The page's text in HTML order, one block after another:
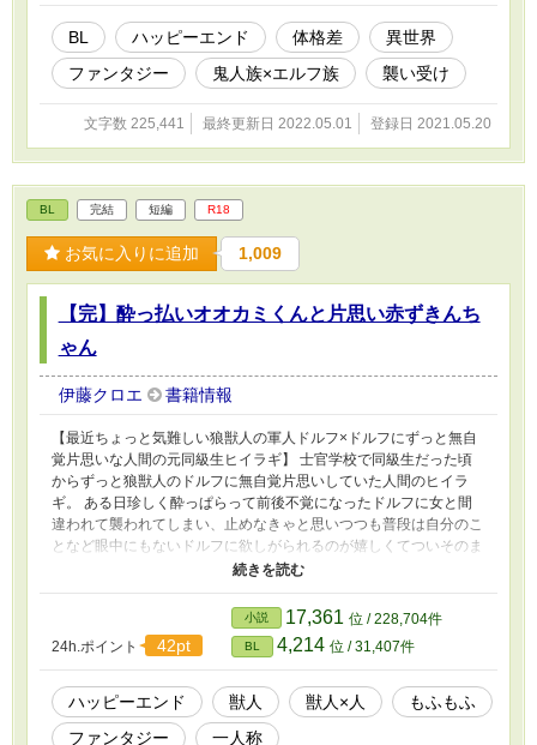
さま https://www.pixiv.net/artworks/88969075
BL ハッピーエンド 体格差
異世界
ファンタジー
鬼人族×エルフ族 襲い受け
文字数 225,441 最終更新日 2022.05.01 登録日 2021.05.20
BL 完結 短編 R18
お気に入りに追加 1,009
【完】酔っ払いオオカミくんと片思い赤ずきんち
ゃん
伊藤クロエ 書籍情報
【最近ちょっと気難しい狼獣人の軍人ドルフ×ドルフにずっと無自
覚片思いな人間の元同級生ヒイラギ】 士官学校で同級生だった頃
からずっと狼獣人のドルフに無自覚片思いしていた人間のヒイラ
ギ。 ある日珍しく酔っぱらって前後不覚になったドルフに女と間
違われて襲われてしまい、止めなきゃと思いつつも普段は自分のこ
となど眼中にもないドルフに欲しがられるのが嬉しくてついそのま
ま最後まで抱かれてしまう。 それから数日経ってもヒイラギはど
ルフを酔わせ、相手が自分だとバレぬよう必死に口を押えて喘ぎ声
を殺しながらもまた彼に抱いてもらおうとするのだが……というお
話。 ★最後はちゃんと両想いです ★ドルフ（攻）もヒイラギ
（受）も女性と身体だけの関係を持っていた過去アリ（詳しい描写
はないです） ★大変気軽にさらっと読める、ただのエロ話です
24h.ポイント 42pt
小説 17,361 位 / 228,704件
BL 4,214 位 / 31,407件
ハッピーエンド 獣人 獣人×人
もふもふ
ファンタジー
一人称